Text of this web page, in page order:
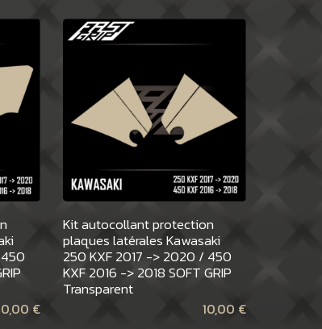
€
Kit autocollant protection
plaques latérales Kawasaki
250 KXF 2017 -> 2020 / 450
KXF 2016 -> 2018 SOFT GRIP
Transparent
10,00 €